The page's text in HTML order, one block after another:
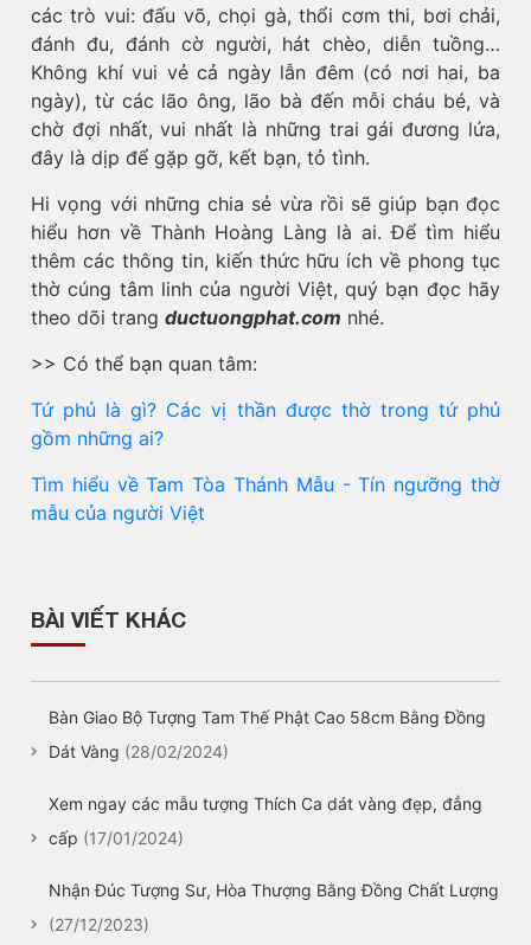
các trò vui: đấu võ, chọi gà, thổi cơm thi, bơi chải,
đánh đu, đánh cờ người, hát chèo, diễn tuồng…
Không khí vui vẻ cả ngày lẫn đêm (có nơi hai, ba
ngày), từ các lão ông, lão bà đến mỗi cháu bé, và
chờ đợi nhất, vui nhất là những trai gái đương lứa,
đây là dịp để gặp gỡ, kết bạn, tỏ tình.
Hi vọng với những chia sẻ vừa rồi sẽ giúp bạn đọc
hiểu hơn về Thành Hoàng Làng là ai. Để tìm hiểu
thêm các thông tin, kiến thức hữu ích về phong tục
thờ cúng tâm linh của người Việt, quý bạn đọc hãy
theo dõi trang ductuongphat.com nhé.
>> Có thể bạn quan tâm:
Tứ phủ là gì? Các vị thần được thờ trong tứ phủ
gồm những ai?
Tìm hiểu về Tam Tòa Thánh Mẫu - Tín ngưỡng thờ
mẫu của người Việt
BÀI VIẾT KHÁC
Bàn Giao Bộ Tượng Tam Thế Phật Cao 58cm Bằng Đồng
Dát Vàng (28/02/2024)
Xem ngay các mẫu tượng Thích Ca dát vàng đẹp, đẳng
cấp (17/01/2024)
Nhận Đúc Tượng Sư, Hòa Thượng Bằng Đồng Chất Lượng
(27/12/2023)